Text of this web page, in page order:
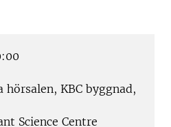
hörsalen, KBC byggnad,
Science Centre